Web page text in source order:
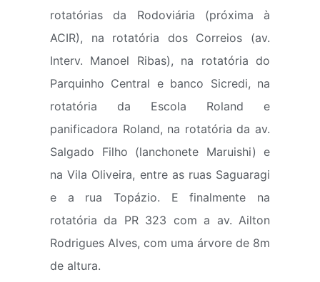
rotatórias da Rodoviária (próxima à
ACIR), na rotatória dos Correios (av.
Interv. Manoel Ribas), na rotatória do
Parquinho Central e banco Sicredi, na
rotatória da Escola Roland e
panificadora Roland, na rotatória da av.
Salgado Filho (lanchonete Maruishi) e
na Vila Oliveira, entre as ruas Saguaragi
e a rua Topázio. E finalmente na
rotatória da PR 323 com a av. Ailton
Rodrigues Alves, com uma árvore de 8m
de altura.